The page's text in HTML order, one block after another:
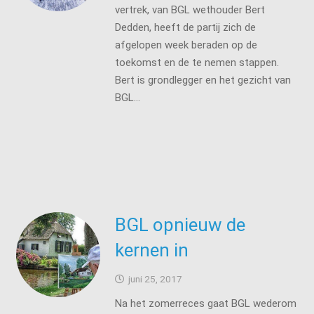
vertrek, van BGL wethouder Bert
Dedden, heeft de partij zich de
afgelopen week beraden op de
toekomst en de te nemen stappen.
Bert is grondlegger en het gezicht van
BGL…
BGL opnieuw de
kernen in
juni 25, 2017
Na het zomerreces gaat BGL wederom